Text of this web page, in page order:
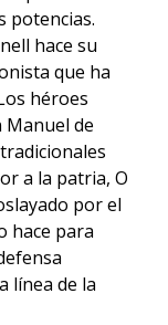
potencias.
hace su
que ha
héroes
Manuel de
a la patria, O
por el
hace para
línea de la